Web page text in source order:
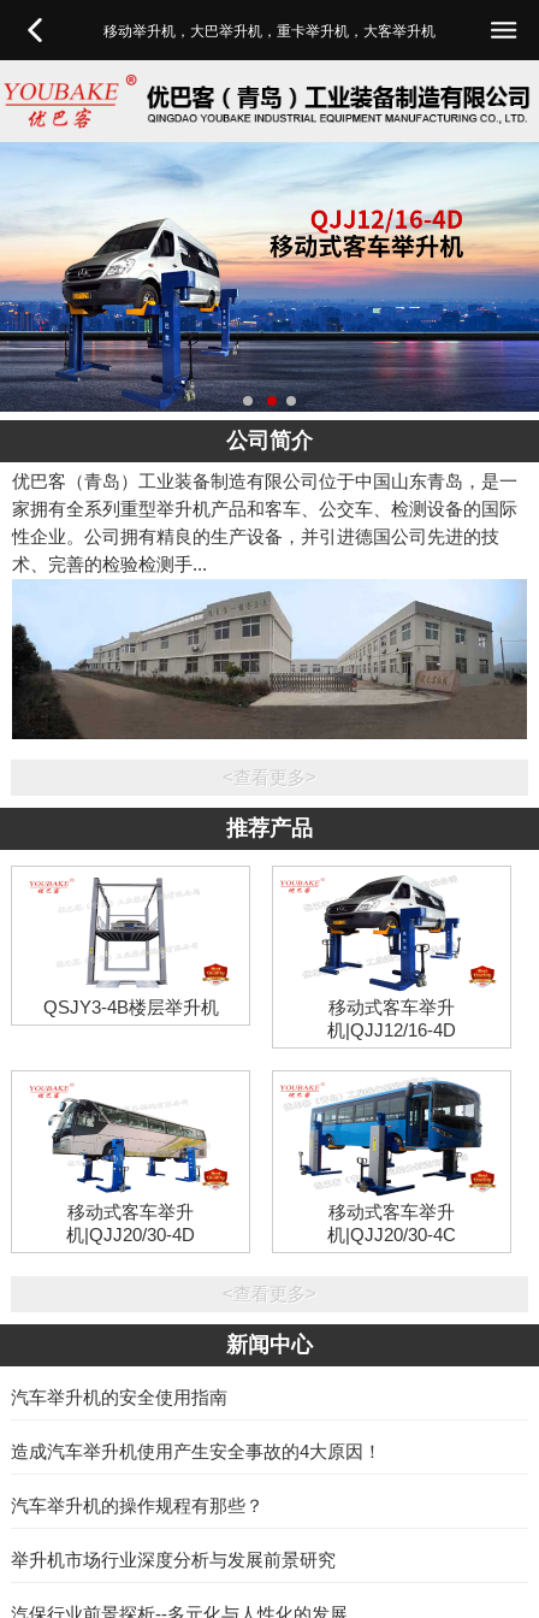
移动举升机，大巴举升机，重卡举升机，大客举升机
公司简介
优巴客（青岛）工业装备制造有限公司位于中国山东青岛，是一
家拥有全系列重型举升机产品和客车、公交车、检测设备的国际
性企业。公司拥有精良的生产设备，并引进德国公司先进的技
术、完善的检验检测手...
<查看更多>
推荐产品
QSJY3-4B楼层举升机
移动式客车举升
机|QJJ12/16-4D
移动式客车举升
机|QJJ20/30-4D
移动式客车举升
机|QJJ20/30-4C
<查看更多>
新闻中心
汽车举升机的安全使用指南
​造成汽车举升机使用产生安全事故的4大原因！
汽车举升机的操作规程有那些？
举升机市场行业深度分析与发展前景研究
汽保行业前景探析--多元化与人性化的发展